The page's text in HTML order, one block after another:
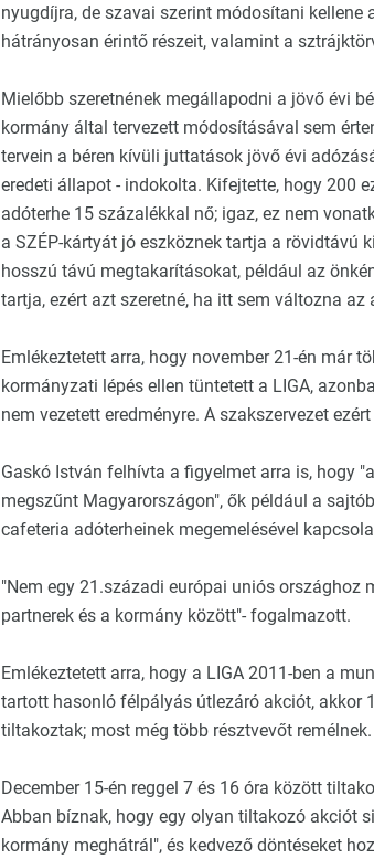
nyugdíjra, de szavai szerint módosítani
hátrányosan érintő részeit, valamint a
Mielőbb szeretnének megállapodni a jövő évi
kormány által tervezett módosításával sem
tervein a béren kívüli juttatások jövő évi
eredeti állapot - indokolta. Kifejtette, hogy 200
adóterhe 15 százalékkal nő; igaz, ez nem
a SZÉP-kártyát jó eszköznek tartja a rövidtávú
hosszú távú megtakarításokat, például az
tartja, ezért azt szeretné, ha itt sem változna az
Emlékeztetett arra, hogy november 21-én már
kormányzati lépés ellen tüntetett a LIGA,
nem vezetett eredményre. A szakszervezet
Gaskó István felhívta a figyelmet arra is, hogy
megszűnt Magyarországon", ők például a
cafeteria adóterheinek megemelésével
"Nem egy 21.századi európai uniós országhoz
partnerek és a kormány között"- fogalmazott.
Emlékeztetett arra, hogy a LIGA 2011-ben a
tartott hasonló félpályás útlezáró akciót, akkor
tiltakoztak; most még több résztvevőt remélnek.
December 15-én reggel 7 és 16 óra között
Abban bíznak, hogy egy olyan tiltakozó akciót
kormány meghátrál", és kedvező döntéseket